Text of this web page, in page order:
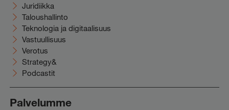
Juridiikka
Taloushallinto
Teknologia ja digitaalisuus
Vastuullisuus
Verotus
Strategy&
Podcastit
Palvelumme